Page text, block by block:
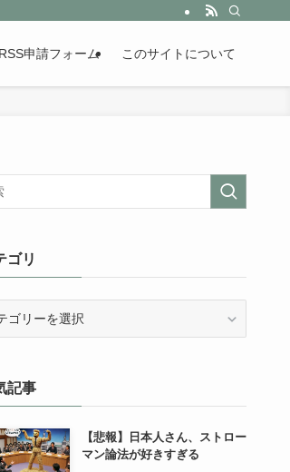
るまとめサイトです。
申請フォーム このサイトについて
ゴリ
記事
【悲報】日本人さん、ストロー
マン論法が好きすぎる